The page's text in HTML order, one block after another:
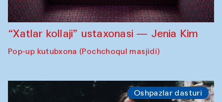
“Xatlar kollaji” ustaxonasi — Jenia Kim
Pop-up kutubxona (Pochchoqul masjidi)
Oshpazlar dasturi